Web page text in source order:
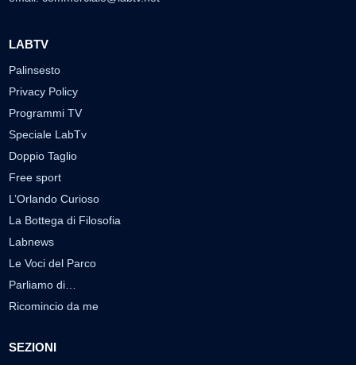
LABTV
Palinsesto
Privacy Policy
Programmi TV
Speciale LabTv
Doppio Taglio
Free sport
L’Orlando Curioso
La Bottega di Filosofia
Labnews
Le Voci del Parco
Parliamo di…
Ricomincio da me
SEZIONI